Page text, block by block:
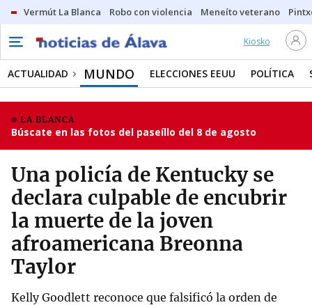
Vermút La Blanca Robo con violencia Meneíto veterano
Kiosko
ACTUALIDAD MUNDO ELECCIONES EEUU POLÍTICA
LA BLANCA
Búscate en las fotos del paseíllo del 8 de agosto
Una policía de Kentucky se
declara culpable de encubrir
la muerte de la joven
afroamericana Breonna
Taylor
Kelly Goodlett reconoce que falsificó la orden de